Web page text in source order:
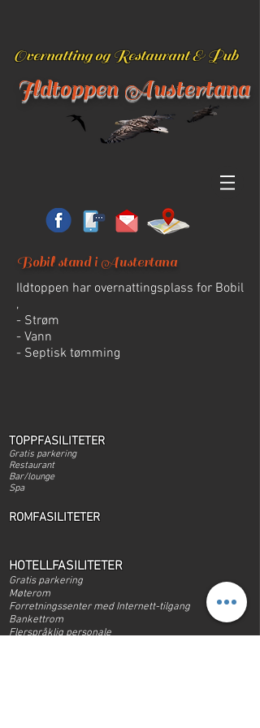
Overnatting og Restaurant & Pub
Ildtoppen Austertana
Bobil stand i Austertana
Ildtoppen har overnattingsplass for Bobil
,
- Strøm
- Vann
- Septisk tømming
TOPPFASILITETER
Gratis parkering
Restaurant
Bar/lounge
Spa
ROMFASILITETER
HOTELLFASILITETER
Gratis parkering
Møterom
Forretningssenter med Internett-tilgang
Bankettrom
Flerspråklig personale